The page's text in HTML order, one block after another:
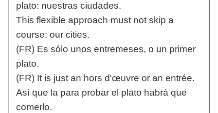
plato: nuestras ciudades.
This flexible approach must not skip a
course: our cities.
(FR) Es sólo unos entremeses, o un primer
plato.
(FR) It is just an hors d'œuvre or an entrée.
Así que la para probar el plato habrá que
comerlo.